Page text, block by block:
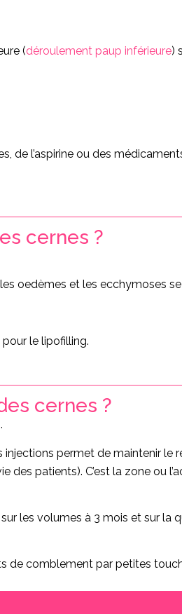
(déroulement paup inférieure)
de l’aspirine ou des
cernes ?
oedèmes et les ecchymoses
le lipofilling.
cernes ?
permet de maintenir le
patients). C’est la zone ou
les volumes à 3 mois et sur la
de comblement par petites